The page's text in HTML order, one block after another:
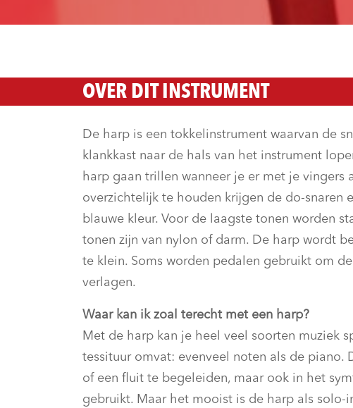
OVER DIT INSTRUMENT
De harp is een tokkelinstrument waarvan de
klankkast naar de hals van het instrument
harp gaan trillen wanneer je er met je vingers
overzichtelijk te houden krijgen de do-snaren
blauwe kleur. Voor de laagste tonen worden
tonen zijn van nylon of darm. De harp wordt
te klein. Soms worden pedalen gebruikt om
verlagen.
Waar kan ik zoal terecht met een harp?
Met de harp kan je heel veel soorten muziek
tessituur omvat: evenveel noten als de piano.
of een fluit te begeleiden, maar ook in het
gebruikt. Maar het mooist is de harp als solo-